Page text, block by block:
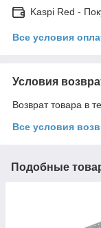
Kaspi Red -
Все условия
Условия
Возврат товара в
Все условия
Подобные